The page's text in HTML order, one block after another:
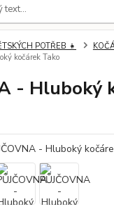
POTŘEB 👧
kočárek Tako
- Hluboký